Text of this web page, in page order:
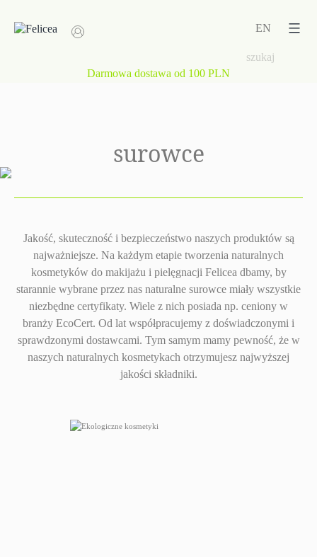
treści
EN
Darmowa dostawa od 100 PLN
surowce
Jakość, skuteczność i bezpieczeństwo naszych produktów są
najważniejsze. Na każdym etapie tworzenia naturalnych
kosmetyków do makijażu i pielęgnacji Felicea dbamy, by
starannie wybrane przez nas naturalne surowce miały wszystkie
niezbędne certyfikaty. Wiele z nich posiada np. ceniony w
branży EcoCert. Od lat współpracujemy z doświadczonymi i
sprawdzonymi dostawcami. Tym samym mamy pewność, że w
naszych naturalnych kosmetykach otrzymujesz najwyższej
jakości składniki.